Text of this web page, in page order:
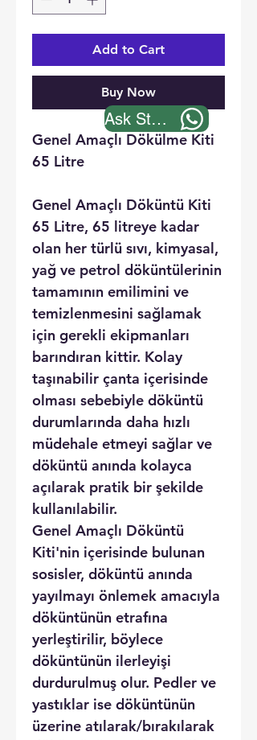
Add to Cart
Buy Now
Genel Amaçlı Dökülme Kiti
65 Litre
Genel Amaçlı Döküntü Kiti
65 Litre, 65 litreye kadar
olan her türlü sıvı, kimyasal,
yağ ve petrol döküntülerinin
tamamının emilimini ve
temizlenmesini sağlamak
için gerekli ekipmanları
barındıran kittir. Kolay
taşınabilir çanta içerisinde
olması sebebiyle döküntü
durumlarında daha hızlı
müdehale etmeyi sağlar ve
döküntü anında kolayca
açılarak pratik bir şekilde
kullanılabilir.
Genel Amaçlı Döküntü
Kiti'nin içerisinde bulunan
sosisler, döküntü anında
yayılmayı önlemek amacıyla
döküntünün etrafına
yerleştirilir, böylece
döküntünün ilerleyişi
durdurulmuş olur. Pedler ve
yastıklar ise döküntünün
üzerine atılarak/bırakılarak
Ask Stock